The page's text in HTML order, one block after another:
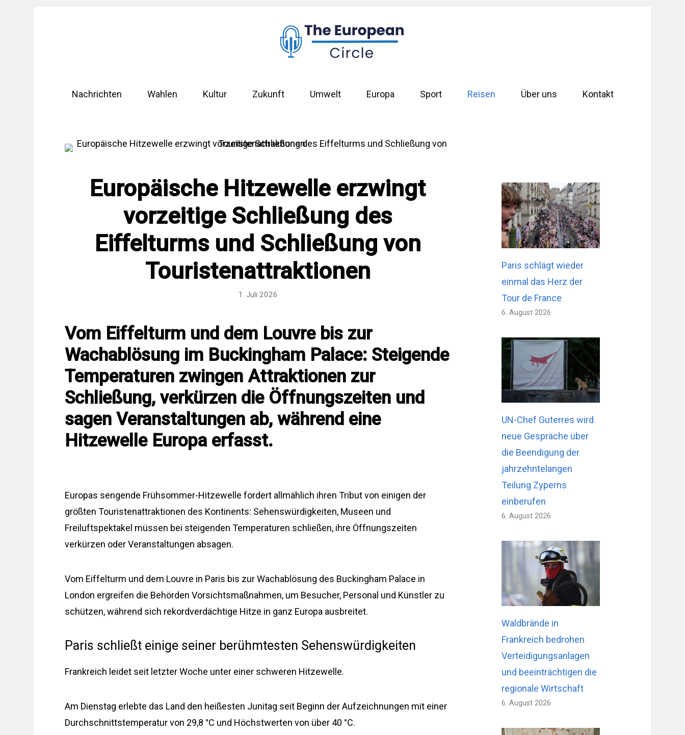
Nachrichten Wahlen Kultur Zukunft Umwelt Europa Sport Reisen Über uns Kontakt
Europäische Hitzewelle erzwingt
vorzeitige Schließung des
Eiffelturms und Schließung von
Touristenattraktionen
1. Juli 2026
Vom Eiffelturm und dem Louvre bis zur
Wachablösung im Buckingham Palace: Steigende
Temperaturen zwingen Attraktionen zur
Schließung, verkürzen die Öffnungszeiten und
sagen Veranstaltungen ab, während eine
Hitzewelle Europa erfasst.
Europas sengende Frühsommer-Hitzewelle fordert allmählich ihren Tribut von einigen der
größten Touristenattraktionen des Kontinents: Sehenswürdigkeiten, Museen und
Freiluftspektakel müssen bei steigenden Temperaturen schließen, ihre Öffnungszeiten
verkürzen oder Veranstaltungen absagen.
Vom Eiffelturm und dem Louvre in Paris bis zur Wachablösung des Buckingham Palace in
London ergreifen die Behörden Vorsichtsmaßnahmen, um Besucher, Personal und Künstler zu
schützen, während sich rekordverdächtige Hitze in ganz Europa ausbreitet.
Paris schließt einige seiner berühmtesten Sehenswürdigkeiten
Frankreich leidet seit letzter Woche unter einer schweren Hitzewelle.
Am Dienstag erlebte das Land den heißesten Junitag seit Beginn der Aufzeichnungen mit einer
Durchschnittstemperatur von 29,8 °C und Höchstwerten von über 40 °C.
Paris schlägt wieder
einmal das Herz der
Tour de France
6. August 2026
UN-Chef Guterres wird
neue Gespräche über
die Beendigung der
jahrzehntelangen
Teilung Zyperns
einberufen
6. August 2026
Waldbrände in
Frankreich bedrohen
Verteidigungsanlagen
und beeinträchtigen die
regionale Wirtschaft
6. August 2026